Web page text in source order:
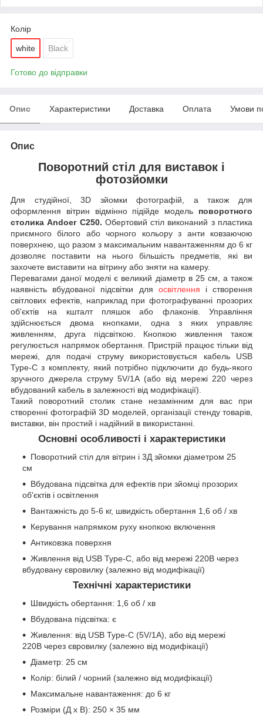
Колір
white Black
Готово до відправки
Опис Характеристики Доставка Оплата Умови
Опис
Поворотний стіл для виставок і
фотозйомки
Для студійної, 3D зйомки фотографій, а також для
оформлення вітрин відмінно підійде модель поворотного
столика Andoer C250. Обертовий стіл виконаний з пластика
приємного білого або чорного кольору з анти ковзаючою
поверхнею, що разом з максимальним навантаженням до 6 кг
дозволяє поставити на нього більшість предметів, які ви
захочете виставити на вітрину або зняти на камеру.
Перевагами даної моделі є великий діаметр в 25 см, а також
наявність вбудованої підсвітки для освітлення і створення
світлових ефектів, наприклад при фотографуванні прозорих
об'єктів на кшталт пляшок або флаконів. Управління
здійснюється двома кнопками, одна з яких управляє
живленням, друга підсвіткою. Кнопкою живлення також
регулюється напрямок обертання. Пристрій працює тільки від
мережі, для подачі струму використовується кабель USB
Type-C з комплекту, який потрібно підключити до будь-якого
зручного джерела струму 5V/1A (або від мережі 220 через
вбудований кабель в залежності від модифікації).
Такий поворотний столик стане незамінним для вас при
створенні фотографій 3D моделей, організації стенду товарів,
виставки, він простий і надійний в використанні.
Основні особливості і характеристики
Поворотний стіл для вітрин і 3Д зйомки діаметром 25
см
Вбудована підсвітка для ефектів при зйомці прозорих
об'єктів і освітлення
Вантажність до 5-6 кг, швидкість обертання 1,6 об / хв
Керування напрямком руху кнопкою включення
Антиковзка поверхня
Живлення від USB Type-C, або від мережі 220В через
вбудовану євровилку (залежно від модифікації)
Технічні характеристики
Швидкість обертання: 1,6 об / хв
Вбудована підсвітка: є
Живлення: від USB Type-C (5V/1A), або від мережі
220В через євровилку (залежно від модифікації)
Діаметр: 25 см
Колір: білий / чорний (залежно від модифікації)
Максимальне навантаження: до 6 кг
Розміри (Д х В): 250 × 35 мм